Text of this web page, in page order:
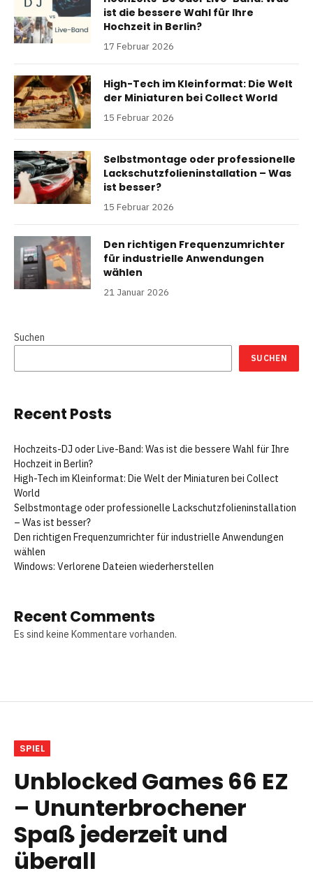
ist die bessere Wahl für Ihre
Hochzeit in Berlin?
17 Februar 2026
High-Tech im Kleinformat: Die Welt
der Miniaturen bei Collect World
15 Februar 2026
Selbstmontage oder professionelle
Lackschutzfolieninstallation – Was
ist besser?
15 Februar 2026
Den richtigen Frequenzumrichter
für industrielle Anwendungen
wählen
21 Januar 2026
Suchen
SUCHEN
Recent Posts
Hochzeits-DJ oder Live-Band: Was ist die bessere Wahl für Ihre
Hochzeit in Berlin?
High-Tech im Kleinformat: Die Welt der Miniaturen bei Collect
World
Selbstmontage oder professionelle Lackschutzfolieninstallation
– Was ist besser?
Den richtigen Frequenzumrichter für industrielle Anwendungen
wählen
Windows: Verlorene Dateien wiederherstellen
Recent Comments
Es sind keine Kommentare vorhanden.
SPIEL
Unblocked Games 66 EZ
– Ununterbrochener
Spaß jederzeit und
überall